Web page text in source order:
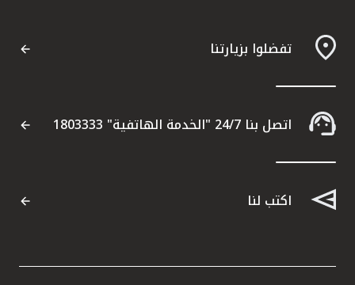
تفضلوا بزيارتنا
اتصل بنا 24/7 "الخدمة الهاتفية" 1803333
اكتب لنا